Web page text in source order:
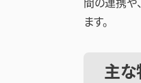
ます。
主